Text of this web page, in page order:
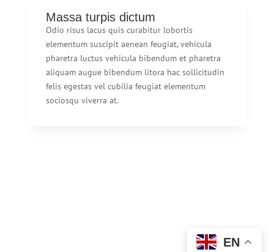
Massa turpis dictum
Odio risus lacus quis curabitur lobortis
elementum suscipit aenean feugiat, vehicula
pharetra luctus vehicula bibendum et pharetra
aliquam augue bibendum litora hac sollicitudin
felis egestas vel cubilia feugiat elementum
sociosqu viverra at.
EN